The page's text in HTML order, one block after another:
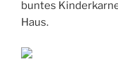
buntes
Haus.